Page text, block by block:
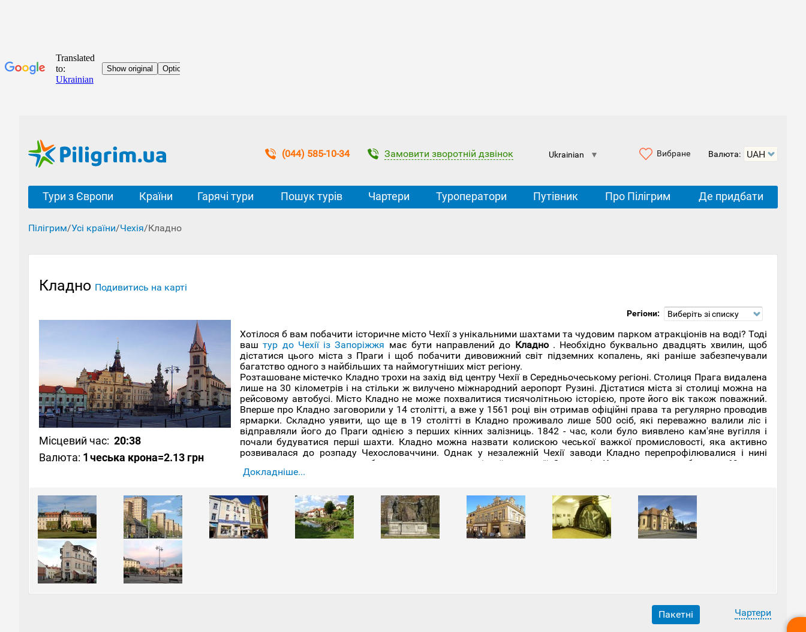
(044) 585-10-34 Замовити зворотній дзвінок Ukrainian ▼ Вибране Валюта:
Тури з Європи Країни Гарячі тури Пошук турів Чартери Туроператори Путівник Про Пілігрим Де придбати
Пілігрим/Усі країни/Чехія/Кладно
Кладно Подивитись на карті
Регіони: Виберіть зі списку
Місцевий час: 20:38
Валюта: 1 чеська крона=2.13 грн
Хотілося б вам побачити історичне місто Чехії з унікальними шахтами та чудовим парком атракціонів на воді? Тоді
ваштур до Чехії із Запоріжжя має бути направлений до Кладно. Необхідно буквально двадцять хвилин, щоб
дістатися цього міста з Праги і щоб побачити дивовижний світ підземних копалень, які раніше забезпечували
багатство одного з найбільших та наймогутніших міст регіону.
Розташоване містечко Кладно трохи на захід від центру Чехії в Середньочеському регіоні. Столиця Прага видалена
лише на 30 кілометрів і на стільки ж вилучено міжнародний аеропорт Рузині. Дістатися міста зі столиці можна на
рейсовому автобусі. Місто Кладно не може похвалитися тисячолітньою історією, проте його вік також поважний.
Вперше про Кладно заговорили у 14 столітті, а вже у 1561 році він отримав офіційні права та регулярно проводив
ярмарки. Складно уявити, що ще в 19 столітті в Кладно проживало лише 500 осіб, які переважно валили ліс і
відправляли його до Праги однією з перших кінних залізниць. 1842 - час, коли було виявлено кам'яне вугілля і
почали будуватися перші шахти. Кладно можна назвати колискою чеської важкої промисловості, яка активно
розвивалася до розпаду Чехословаччини. Однак у незалежній Чехії заводи Кладно перепрофілювалися і нині
використовуються для виробництва високотехнологічної продукції. Сьогодні у Кладно проживає близько 69 тисяч
людей.
архітектурних об'єктів. Тут можна відвідати замок 18 століття у стилі бароко, де нині розташувався музей
краєзнавства. Також варто звернути увагу на міську ратушу та Слодецький музей природи, в якому можна
дізнатися докладніше про природні умови Кладно через призму місцевої промисловості. Якщо ж ви хочете
доторкнутися до давніших споруд, то вам слід попрямувати в околиці Кладно, де розташовані руїни стародавнього
городища Будеч, в якому можна побачити найстарішу кам'яну будівлюЧехія
– ротонду Петра та Павла (9
Докладніше...
Пакетні Чартери